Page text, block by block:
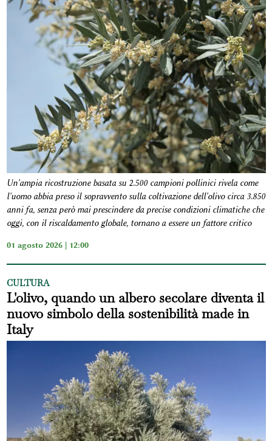
Un'ampia ricostruzione basata su 2.500 campioni pollinici rivela come
l'uomo abbia preso il sopravvento sulla coltivazione dell'olivo circa 3.850
anni fa, senza però mai prescindere da precise condizioni climatiche che
oggi, con il riscaldamento globale, tornano a essere un fattore critico
01 agosto 2026 | 12:00
CULTURA
L'olivo, quando un albero secolare diventa il
nuovo simbolo della sostenibilità made in
Italy